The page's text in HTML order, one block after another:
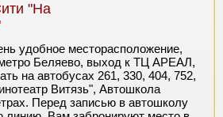
"На
удобное месторасположение,
Беляево, выход к ТЦ АРЕАЛ,
на автобусах 261, 330, 404, 752,
Витязь", Автошкола
Перед записью в автошколу